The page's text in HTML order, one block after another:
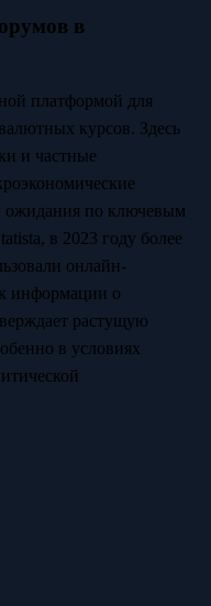
в
платформой для
курсов. Здесь
и частные
ожидания по ключевым
в 2023 году более
онлайн-
информации о
растущую
в условиях